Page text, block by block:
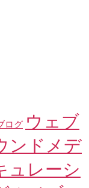
ログ ウェブ
ンドメデ
ュレーシ